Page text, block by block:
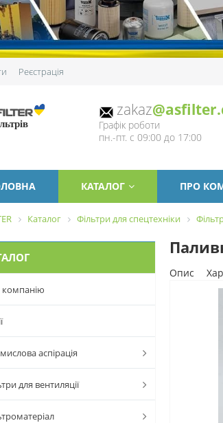
Реєстрація
zakaz
Графік роботи
пн.-пт. с 09:00 до 17:00
КАТАЛОГ ПРО
Каталог Фільтри для спецтехніки
аспірація
для вентиляції
Опис